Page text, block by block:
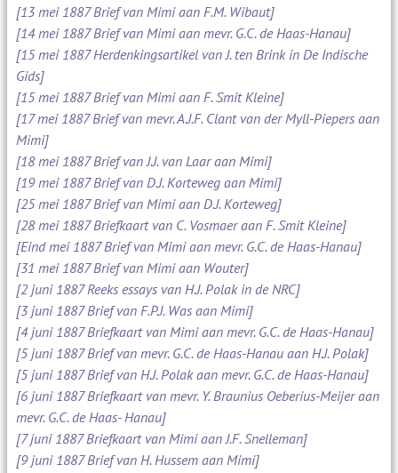
[13 mei 1887 Brief van Mimi aan F.M. Wibaut]
[14 mei 1887 Brief van Mimi aan mevr. G.C. de Haas-Hanau]
[15 mei 1887 Herdenkingsartikel van J. ten Brink in De Indische
Gids]
[15 mei 1887 Brief van Mimi aan F. Smit Kleine]
[17 mei 1887 Brief van mevr. A.J.F. Clant van der Myll-Piepers aan
Mimi]
[18 mei 1887 Brief van J.J. van Laar aan Mimi]
[19 mei 1887 Brief van D.J. Korteweg aan Mimi]
[25 mei 1887 Brief van Mimi aan D.J. Korteweg]
[28 mei 1887 Briefkaart van C. Vosmaer aan F. Smit Kleine]
[Eind mei 1887 Brief van Mimi aan mevr. G.C. de Haas-Hanau]
[31 mei 1887 Brief van Mimi aan Wouter]
[2 juni 1887 Reeks essays van H.J. Polak in de NRC]
[3 juni 1887 Brief van F.P.J. Was aan Mimi]
[4 juni 1887 Briefkaart van Mimi aan mevr. G.C. de Haas-Hanau]
[5 juni 1887 Brief van mevr. G.C. de Haas-Hanau aan H.J. Polak]
[5 juni 1887 Brief van H.J. Polak aan mevr. G.C. de Haas-Hanau]
[6 juni 1887 Briefkaart van mevr. Y. Braunius Oeberius-Meijer aan
mevr. G.C. de Haas- Hanau]
[7 juni 1887 Briefkaart van Mimi aan J.F. Snelleman]
[9 juni 1887 Brief van H. Hussem aan Mimi]